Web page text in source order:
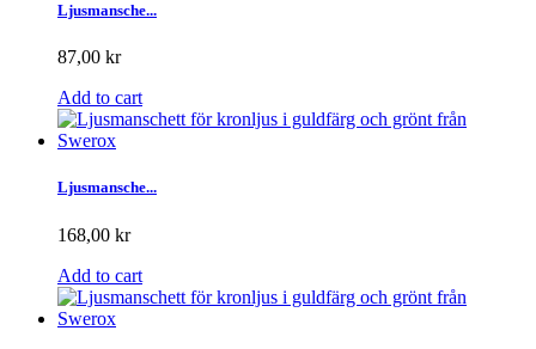
Ljusmansche...
87,00 kr
Add to cart
Ljusmansche...
168,00 kr
Add to cart